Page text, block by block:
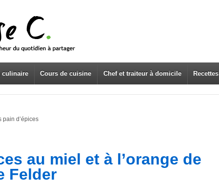
culinaire Cours de cuisine Chef et traiteur à domicile Recettes
pain d’épices
au miel et à l’orange de
Felder